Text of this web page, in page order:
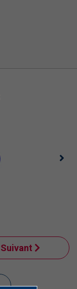
Suivant